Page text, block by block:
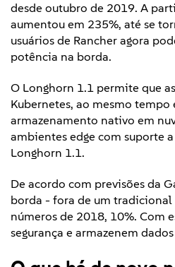
desde outubro de 2019. A
aumentou em 235%, até se
usuários de Rancher agora
potência na borda.
O Longhorn 1.1 permite que
Kubernetes, ao mesmo
armazenamento nativo em
ambientes edge com suporte
Longhorn 1.1.
De acordo com previsões da
borda - fora de um tradicional
números de 2018, 10%. Com
segurança e armazenem